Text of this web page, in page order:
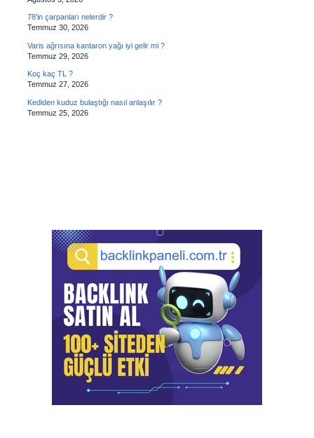
78’in çarpanları nelerdir ?
Temmuz 30, 2026
Varis ağrısına kantaron yağı iyi gelir mi ?
Temmuz 29, 2026
Koç kaç TL ?
Temmuz 27, 2026
Kediden kuduz bulaştığı nasıl anlaşılır ?
Temmuz 25, 2026